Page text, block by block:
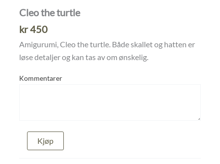
Cleo the turtle
kr450
Amigurumi, Cleo the turtle. Både skallet og hatten er
løse detaljer og kan tas av om ønskelig.
Kommentarer
Cleo
Kjøp